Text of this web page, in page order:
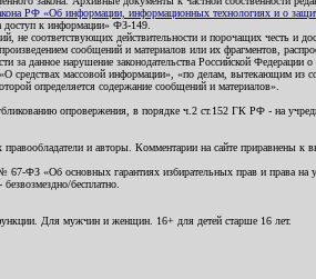
РФ «Об информации, информационных технологиях и о
доступ к информации» ФЗ-149.
не соответствующих действительности и порочащих честь
сообщений и материалов или их фрагментов,
данное нарушение законодательства Российской Федерации о
массовой информации», «по делам, вытекающим из
определяется содержание сообщений и материалов».
опровержения, в порядке ч.2 ст.152 ГК РФ - на
и авторы. Комментарии на сайте
ФЗ «Об основных гарантиях избирательных прав и права на
бесплатно.
Для мужчин и женщин. 16+ для детей старше 16 лет.